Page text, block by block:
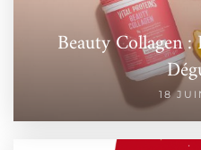
Beauty Collagen
18